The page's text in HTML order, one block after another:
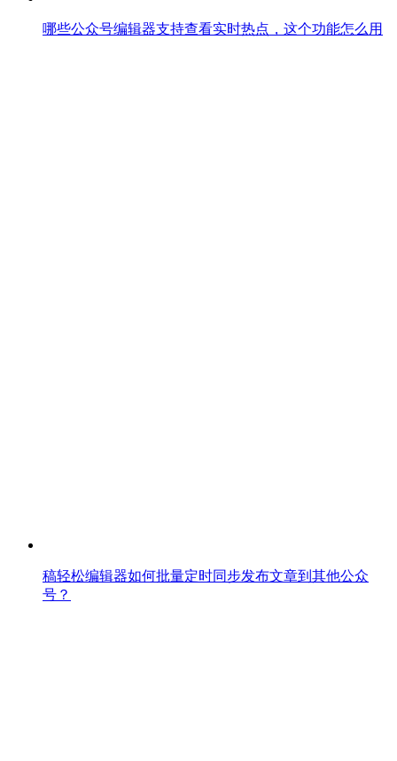
哪些公众号编辑器支持查看实时热点，这个功能怎么用
稿轻松编辑器如何批量定时同步发布文章到其他公众
号？